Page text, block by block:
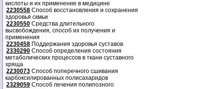
кислоты и их применение в медицине
2230558 Способ восстановления и сохранения
здоровья скмьи
2230550 Средства длительного
высвобождения, способ их получения и
применения
2230458 Поддержания здоровья суставов
2330290 Способ определения состояния
метаболических процессов в ткани суставного
хряща
2230073 Способ поперечного сшивания
карбоксилированных полисахаридов
2329059 Способ лечения полипозного